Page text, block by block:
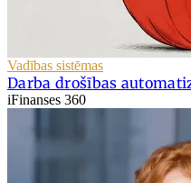
Vadības sistēmas
Darba drošības
iFinanses 360